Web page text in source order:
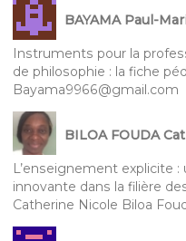
BAYAMA Paul-
Instruments pour la
de philosophie : la fiche
Bayama9966@gmail.com
BILOA FOUDA
L’enseignement explicite
innovante dans la filière
Catherine Nicole Biloa